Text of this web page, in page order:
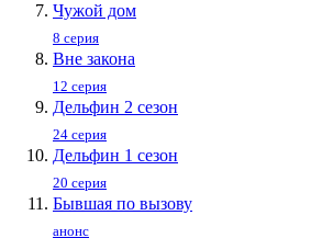
Чужой дом
8 серия
Вне закона
12 серия
Дельфин 2 сезон
24 серия
Дельфин 1 сезон
20 серия
Бывшая по вызову
анонс